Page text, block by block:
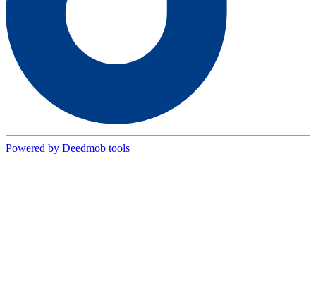
Powered by Deedmob tools